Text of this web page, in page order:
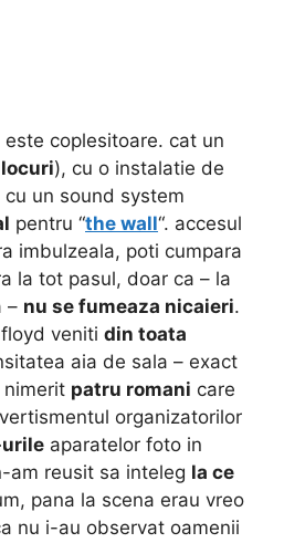
coplesitoare. cat un
), cu o instalatie de
un sound system
pentru “the wall“. accesul
imbulzeala, poti cumpara
la tot pasul, doar ca – la
– nu se fumeaza nicaieri.
veniti din toata
aia de sala – exact
patru romani care
organizatorilor
aparatelor foto in
am reusit sa inteleg la ce
pana la scena erau vreo
nu i-au observat oamenii